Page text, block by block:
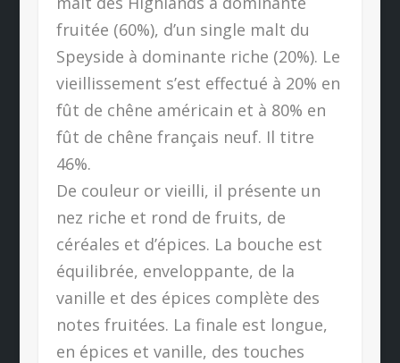
fruitée (60%), d’un single malt du
Speyside à dominante riche (20%). Le
vieillissement s’est effectué à 20% en
fût de chêne américain et à 80% en
fût de chêne français neuf. Il titre
46%.
De couleur or vieilli, il présente un
nez riche et rond de fruits, de
céréales et d’épices. La bouche est
équilibrée, enveloppante, de la
vanille et des épices complète des
notes fruitées. La finale est longue,
en épices et vanille, des touches